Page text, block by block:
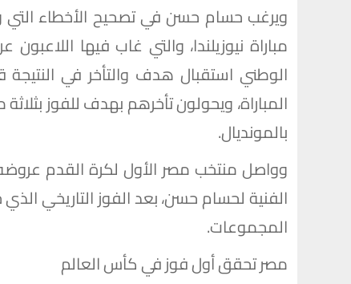
ويرغب حسام حسن في تصحيح الأخطاء التي
مباراة نيوزيلندا، والتي غاب فيها
الوطني استقبال هدف والتأخر في
المباراة، ويحولون تأخرهم بهدف للفوز
بالمونديال.
الفنية لحسام حسن، بعد الفوز التاريخي
المجموعات.
مصر تحقق أول فوز في كأس العالم